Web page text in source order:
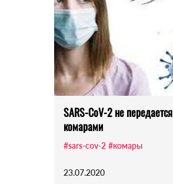
SARS-CoV-2 не передается
комарами
#sars-cov-2 #комары
23.07.2020